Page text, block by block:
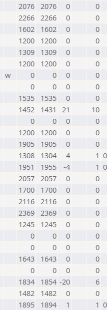
2076 2076 0
0
2266 2266 0
0
1602 1602 0
0
1200 1200 0
0
1309 1309 0
0
1200 1200 0
0
w 0 0 0
0
0 0 0
0
1535 1535 0
0
1452 1431 21
10
0 0 0
0
1200 1200 0
0
1905 1905 0
0
1308 1304 4 1
1951 1955 -4 1
2057 2057 0
0
1700 1700 0
0
2116 2116 0
0
2369 2369 0
0
1245 1245 0
0
0 0 0
0
0 0 0
0
1643 1643 0
0
0 0 0
0
1834 1854 -20
6
1482 1482 0
0
1895 1894 1 1